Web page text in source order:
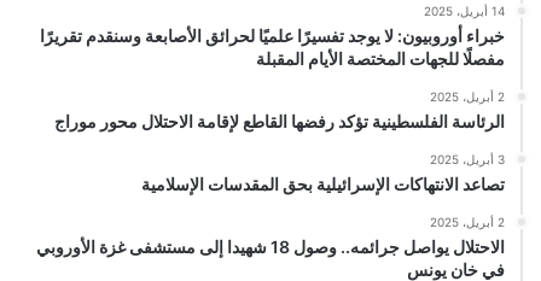
14 أبريل، 2025
خبراء أوروبيون: لا يوجد تفسيرًا علميًا لحرائق الأصابعة وسنقدم تقريرًا
مفصلًا للجهات المختصة الأيام المقبلة
2 أبريل، 2025
الرئاسة الفلسطينية تؤكد رفضها القاطع لإقامة الاحتلال محور موراج
3 أبريل، 2025
تصاعد الانتهاكات الإسرائيلية بحق المقدسات الإسلامية
2 أبريل، 2025
الاحتلال يواصل جرائمه.. وصول 18 شهيدا إلى مستشفى غزة الأوروبي
في خان يونس